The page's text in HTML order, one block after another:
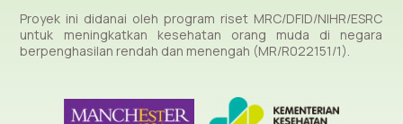
Proyek ini didanai oleh program riset MRC/DFID/NIHR/ESRC
untuk meningkatkan kesehatan orang muda di negara
berpenghasilan rendah dan menengah (MR/R022151/1).